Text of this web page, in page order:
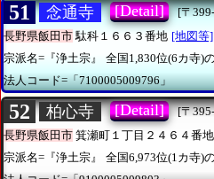
51 念通寺 [Detail]
[〒
長野県飯田市駄科１６６３番地 [地図等]
宗派名=『浄土宗』
全国1,830位(6カ寺)
法人コード=「7100005009796」
52 柏心寺 [Detail]
[〒
長野県飯田市 箕瀬町１丁目２４６４番地
宗派名=『浄土宗』
全国6,973位(1カ寺)